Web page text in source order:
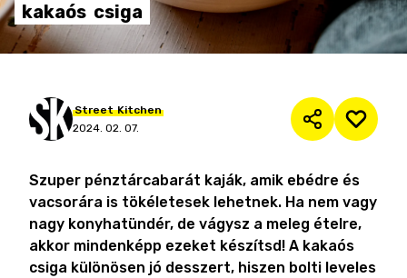
kakaós csiga
Street Kitchen
2024. 02. 07.
Szuper pénztárcabarát kaják, amik ebédre és
vacsorára is tökéletesek lehetnek. Ha nem vagy
nagy konyhatündér, de vágysz a meleg ételre,
akkor mindenképp ezeket készítsd! A kakaós
csiga különösen jó desszert, hiszen bolti leveles